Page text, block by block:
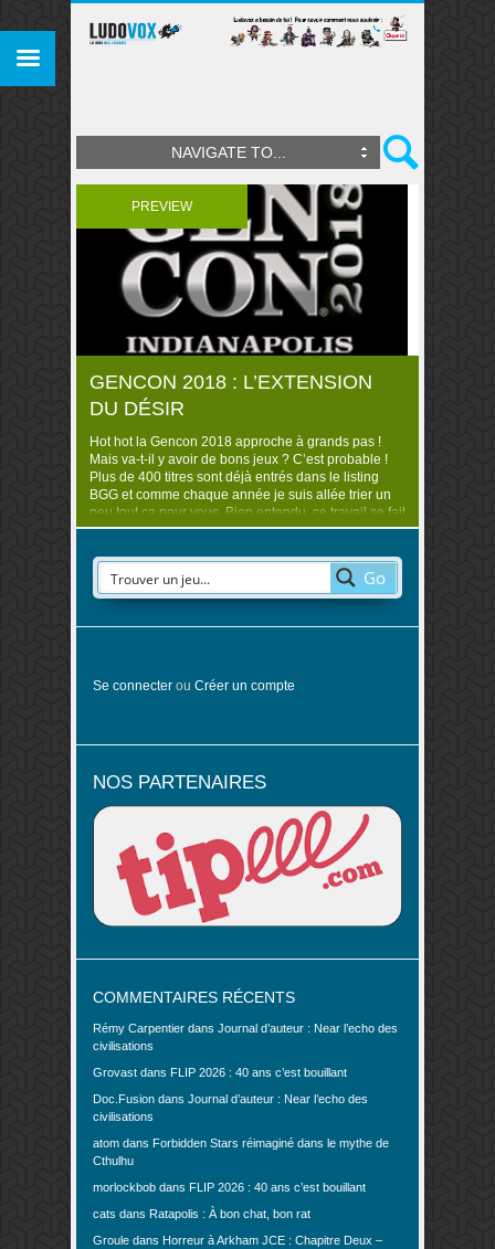
NAVIGATE TO...
PREVIEW
GENCON 2018 : L’EXTENSION
DU DÉSIR
Hot hot la Gencon 2018 approche à grands pas !
Mais va-t-il y avoir de bons jeux ? C’est probable !
Plus de 400 titres sont déjà entrés dans le listing
BGG et comme chaque année je suis allée trier un
peu tout ça pour vous. Bien entendu, ce travail se fait
en se basant ..
Go
Se connecter ou Créer un compte
NOS PARTENAIRES
COMMENTAIRES RÉCENTS
Rémy Carpentier dans Journal d’auteur : Near l’echo des
civilisations
Grovast dans FLIP 2026 : 40 ans c’est bouillant
Doc.Fusion dans Journal d’auteur : Near l’echo des
civilisations
atom dans Forbidden Stars réimaginé dans le mythe de
Cthulhu
morlockbob dans FLIP 2026 : 40 ans c’est bouillant
cats dans Ratapolis : À bon chat, bon rat
Groule dans Horreur à Arkham JCE : Chapitre Deux –